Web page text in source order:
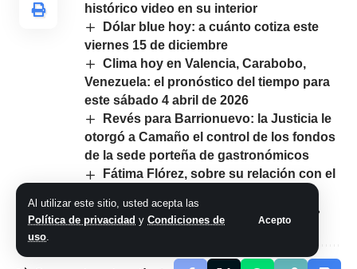
Al utilizar este sitio, usted acepta las
Política de privacidad y Condiciones de
uso.
Acepto
histórico video en su interior
Dólar blue hoy: a cuánto cotiza este
viernes 15 de diciembre
Clima hoy en Valencia, Carabobo,
Venezuela: el pronóstico del tiempo para
este sábado 4 abril de 2026
Revés para Barrionuevo: la Justicia le
otorgó a Camaño el control de los fondos
de la sede porteña de gastronómicos
Fátima Flórez, sobre su relación con el
conexión física y espiritual muy fuerte»